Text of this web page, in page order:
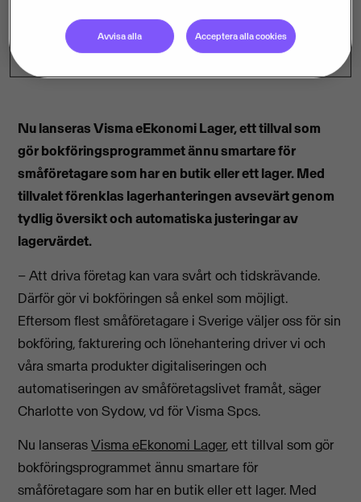
Nu lanseras Visma eEkonomi Lager, ett tillval som
gör bokföringsprogrammet ännu smartare för
småföretagare som har en butik eller ett lager. Med
tillvalet förenklas lagerhanteringen avsevärt genom
tydlig översikt och automatiska justeringar av
lagervärdet.
– Att driva företag kan vara svårt och tidskrävande.
Därför gör vi bokföringen så enkel som möjligt.
Eftersom flest småföretagare i Sverige väljer oss för sin
bokföring, fakturering och lönehantering driver vi och
våra smarta produkter digitaliseringen och
automatiseringen av småföretagslivet framåt, säger
Charlotte von Sydow, vd för Visma Spcs.
Nu lanserasVisma eEkonomi Lager, ett tillval som gör
bokföringsprogrammet ännu smartare för
småföretagare som har en butik eller ett lager. Med
Avvisa alla Acceptera alla cookies